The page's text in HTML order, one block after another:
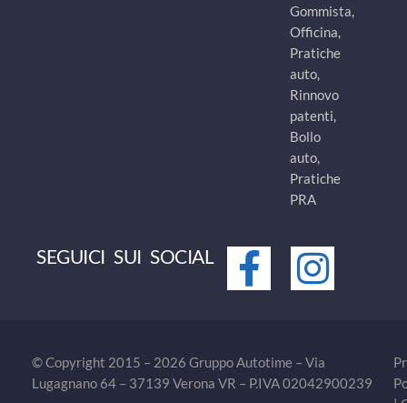
Gommista,
Officina,
Pratiche
auto,
Rinnovo
patenti,
Bollo
auto,
Pratiche
PRA
SEGUICI SUI SOCIAL
© Copyright 2015 – 2026 Gruppo Autotime – Via
Lugagnano 64 – 37139 Verona VR – P.IVA 02042900239